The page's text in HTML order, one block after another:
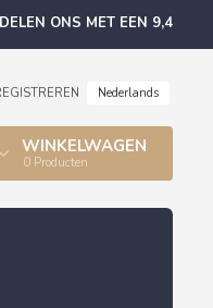
ONS MET EEN 9,4
Nederlands
WINKELWAGEN
0 Producten